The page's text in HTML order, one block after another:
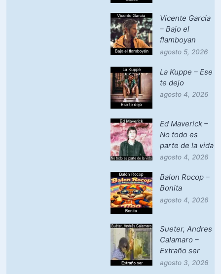
Vicente Garcia
– Bajo el
flamboyan
agosto 5, 2026
La Kuppe – Ese
te dejo
agosto 4, 2026
Ed Maverick –
No todo es
parte de la vida
agosto 4, 2026
Balon Rocop –
Bonita
agosto 4, 2026
Sueter, Andres
Calamaro –
Extraño ser
agosto 3, 2026